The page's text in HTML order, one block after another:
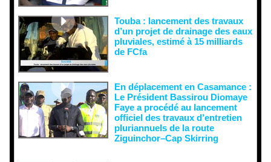
Touba : lancement des travaux
d’un projet de drainage des eaux
pluviales, estimé à 15 milliards
de FCfa ‎
En déplacement en Casamance :
Le Président Bassirou Diomaye
Faye a procédé au lancement
officiel des travaux d’entretien
pluriannuels de la route
Ziguinchor–Cap Skirring